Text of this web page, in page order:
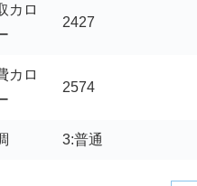
カロ
2427
カロ
2574
3:普通